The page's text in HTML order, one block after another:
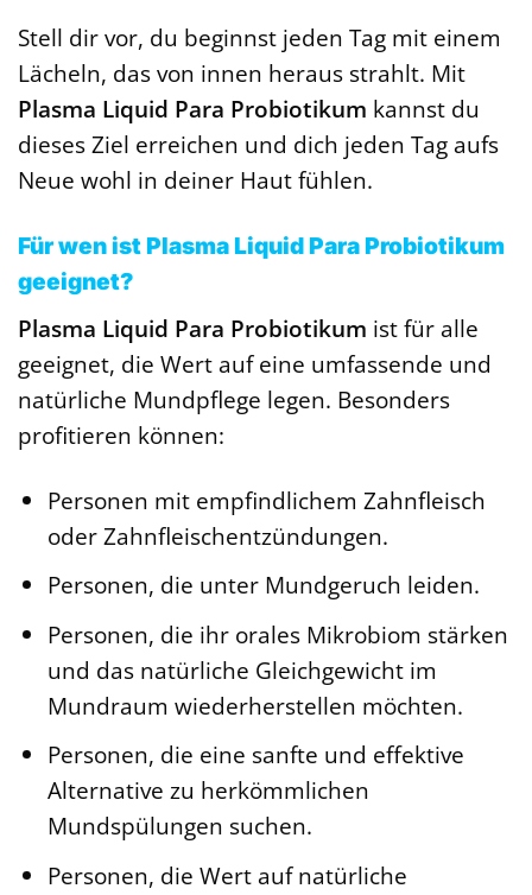
Stell dir vor, du beginnst jeden Tag mit einem
Lächeln, das von innen heraus strahlt. Mit
Plasma Liquid Para Probiotikum kannst du
dieses Ziel erreichen und dich jeden Tag aufs
Neue wohl in deiner Haut fühlen.
Für wen ist Plasma Liquid Para Probiotikum
geeignet?
Plasma Liquid Para Probiotikum ist für alle
geeignet, die Wert auf eine umfassende und
natürliche Mundpflege legen. Besonders
profitieren können:
Personen mit empfindlichem Zahnfleisch
oder Zahnfleischentzündungen.
Personen, die unter Mundgeruch leiden.
Personen, die ihr orales Mikrobiom stärken
und das natürliche Gleichgewicht im
Mundraum wiederherstellen möchten.
Personen, die eine sanfte und effektive
Alternative zu herkömmlichen
Mundspülungen suchen.
Personen, die Wert auf natürliche